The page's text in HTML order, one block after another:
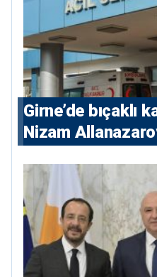
Girne’de bıçaklı
Nizam